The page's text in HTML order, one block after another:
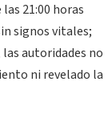
21:00 horas
signos vitales;
autoridades no
ni revelado la